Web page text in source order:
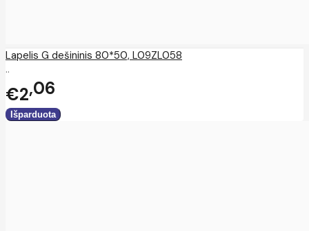
Lapelis G dešininis 80*50, L09ZL058
..
€2 06